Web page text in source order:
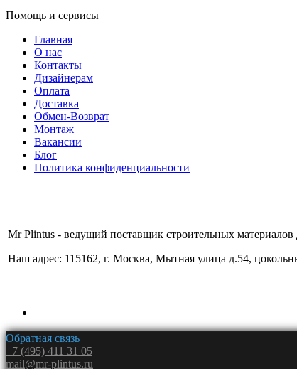
Помощь и сервисы
Главная
О нас
Контакты
Дизайнерам
Оплата
Доставка
Обмен-Возврат
Монтаж
Вакансии
Блог
Политика конфиденциальности
Mr Plintus - ведущий поставщик строительных
Наш адрес: 115162, г. Москва, Мытная улица д.54,
Обратная связь
+7 (495) 411 31 05
mail@mr-plintus.ru